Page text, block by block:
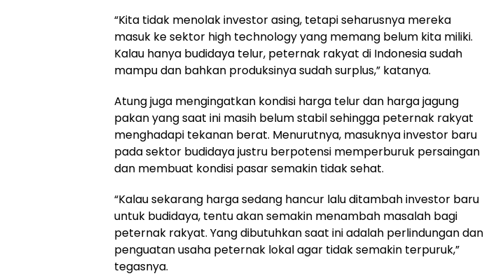
“Kita tidak menolak investor asing, tetapi seharusnya mereka
masuk ke sektor high technology yang memang belum kita miliki.
Kalau hanya budidaya telur, peternak rakyat di Indonesia sudah
mampu dan bahkan produksinya sudah surplus,” katanya.
Atung juga mengingatkan kondisi harga telur dan harga jagung
pakan yang saat ini masih belum stabil sehingga peternak rakyat
menghadapi tekanan berat. Menurutnya, masuknya investor baru
pada sektor budidaya justru berpotensi memperburuk persaingan
dan membuat kondisi pasar semakin tidak sehat.
“Kalau sekarang harga sedang hancur lalu ditambah investor baru
untuk budidaya, tentu akan semakin menambah masalah bagi
peternak rakyat. Yang dibutuhkan saat ini adalah perlindungan dan
penguatan usaha peternak lokal agar tidak semakin terpuruk,”
tegasnya.